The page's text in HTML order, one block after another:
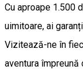
Cu aproape 1.500
uimitoare, ai
Vizitează-ne în
aventura